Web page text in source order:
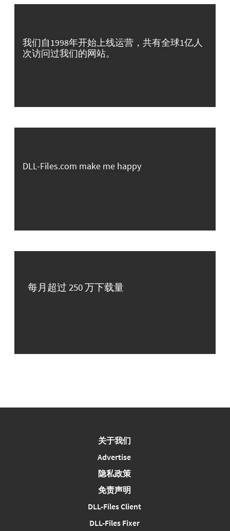
我们自1998年开始上线运营，共有全球1亿人
次访问过我们的网站。
DLL-Files.com make me happy
每月超过 250 万下载量
关于我们
Advertise
隐私政策
免责声明
DLL-Files Client
DLL-Files Fixer